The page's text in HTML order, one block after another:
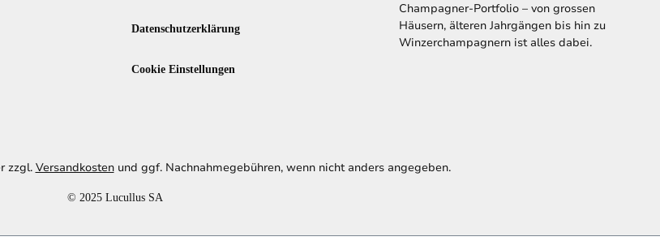
Datenschutzerklärung
Cookie Einstellungen
Champagner-Portfolio – von grossen
Häusern, älteren Jahrgängen bis hin zu
Winzerchampagnern ist alles dabei.
zzgl. Versandkostenund ggf. Nachnahmegebühren, wenn nicht anders angegeben.
© 2025 Lucullus SA